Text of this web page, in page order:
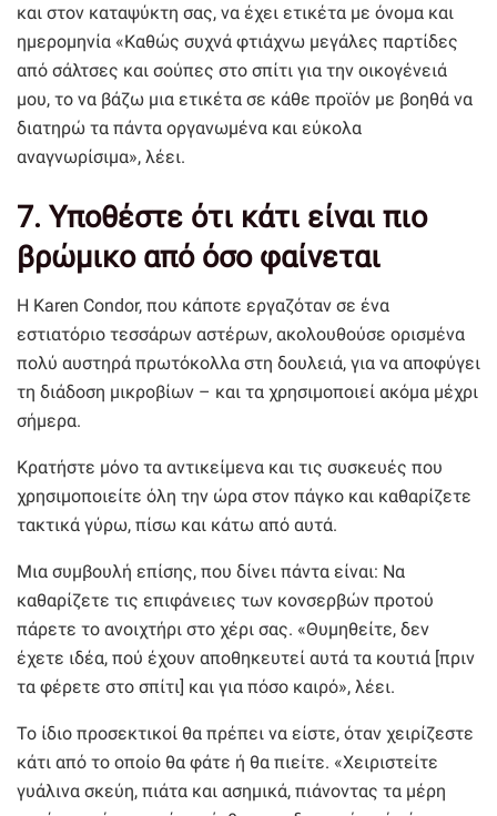
και στον καταψύκτη σας, να έχει ετικέτα με όνομα και
ημερομηνία «Καθώς συχνά φτιάχνω μεγάλες παρτίδες
από σάλτσες και σούπες στο σπίτι για την οικογένειά
μου, το να βάζω μια ετικέτα σε κάθε προϊόν με βοηθά να
διατηρώ τα πάντα οργανωμένα και εύκολα
αναγνωρίσιμα», λέει.
7. Υποθέστε ότι κάτι είναι πιο
βρώμικο από όσο φαίνεται
Η Karen Condor, που κάποτε εργαζόταν σε ένα
εστιατόριο τεσσάρων αστέρων, ακολουθούσε ορισμένα
πολύ αυστηρά πρωτόκολλα στη δουλειά, για να αποφύγει
τη διάδοση μικροβίων – και τα χρησιμοποιεί ακόμα μέχρι
σήμερα.
Κρατήστε μόνο τα αντικείμενα και τις συσκευές που
χρησιμοποιείτε όλη την ώρα στον πάγκο και καθαρίζετε
τακτικά γύρω, πίσω και κάτω από αυτά.
Μια συμβουλή επίσης, που δίνει πάντα είναι: Να
καθαρίζετε τις επιφάνειες των κονσερβών προτού
πάρετε το ανοιχτήρι στο χέρι σας. «Θυμηθείτε, δεν
έχετε ιδέα, πού έχουν αποθηκευτεί αυτά τα κουτιά [πριν
τα φέρετε στο σπίτι] και για πόσο καιρό», λέει.
Το ίδιο προσεκτικοί θα πρέπει να είστε, όταν χειρίζεστε
κάτι από το οποίο θα φάτε ή θα πιείτε. «Χειριστείτε
γυάλινα σκεύη, πιάτα και ασημικά, πιάνοντας τα μέρη